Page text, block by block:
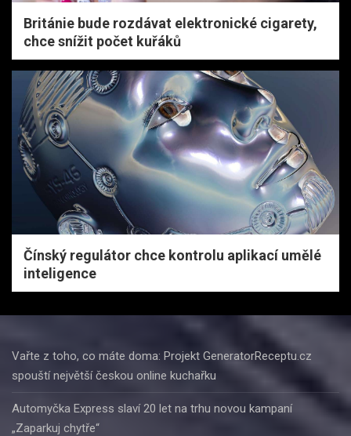
Británie bude rozdávat elektronické cigarety,
chce snížit počet kuřáků
Čínský regulátor chce kontrolu aplikací umělé
inteligence
Vařte z toho, co máte doma: Projekt GeneratorReceptu.cz
spouští největší českou online kuchařku
Automyčka Express slaví 20 let na trhu novou kampaní
„Zaparkuj chytře“